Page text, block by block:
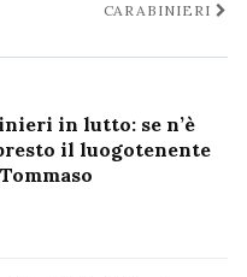
CARABINIERI
in lutto: se n’è
il luogotenente